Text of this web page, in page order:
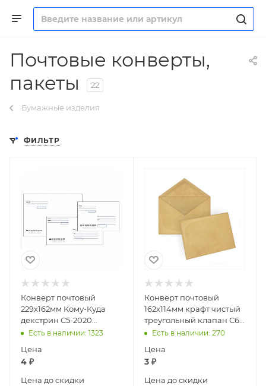
Почтовые конверты,
пакеты
22
Бумажные изделия
ФИЛЬТР
Конверт почтовый
229х162мм Кому-Куда
декстрин С5-2020
(2546/2579)
Есть в наличии: 1323
Цена
4 ₽
Цена до скидки
Конверт почтовый
162х114мм крафт чистый
треугольный клапан С6
декстрин 58211/199
Есть в наличии: 270
Цена
3₽
Цена до скидки